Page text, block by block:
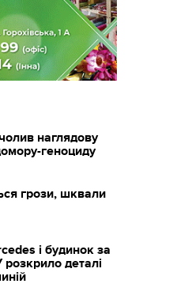
наглядову
геноциду
грози, шквали
і будинок за
деталі